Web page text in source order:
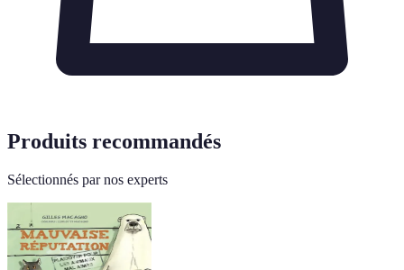
Produits recommandés
Sélectionnés par nos experts